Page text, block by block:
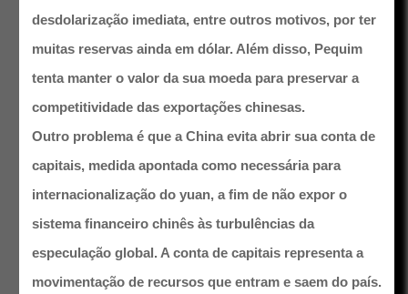
desdolarização imediata, entre outros motivos, por ter
muitas reservas ainda em dólar. Além disso, Pequim
tenta manter o valor da sua moeda para preservar a
competitividade das exportações chinesas.
Outro problema é que a China evita abrir sua conta de
capitais, medida apontada como necessária para
internacionalização do yuan, a fim de não expor o
sistema financeiro chinês às turbulências da
especulação global. A conta de capitais representa a
movimentação de recursos que entram e saem do país.